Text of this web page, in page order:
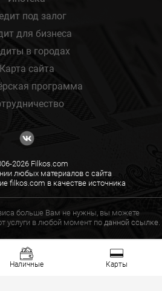
Наличные Карты
под залог
для бизнеса
в городах
Карта сайта
программа
2026 Filkos.com
любых материалов с сайта
filkos.com в качестве источника
больше Вам не нужны, вы можете
услуги в любой момент по данной ссылке.